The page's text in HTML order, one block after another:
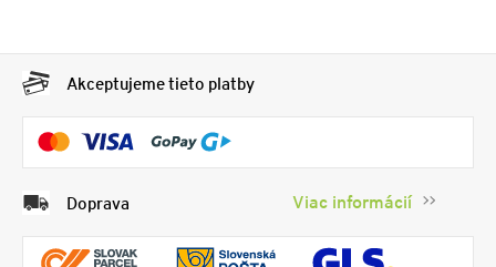
Akceptujeme tieto platby
Doprava Viac informácií